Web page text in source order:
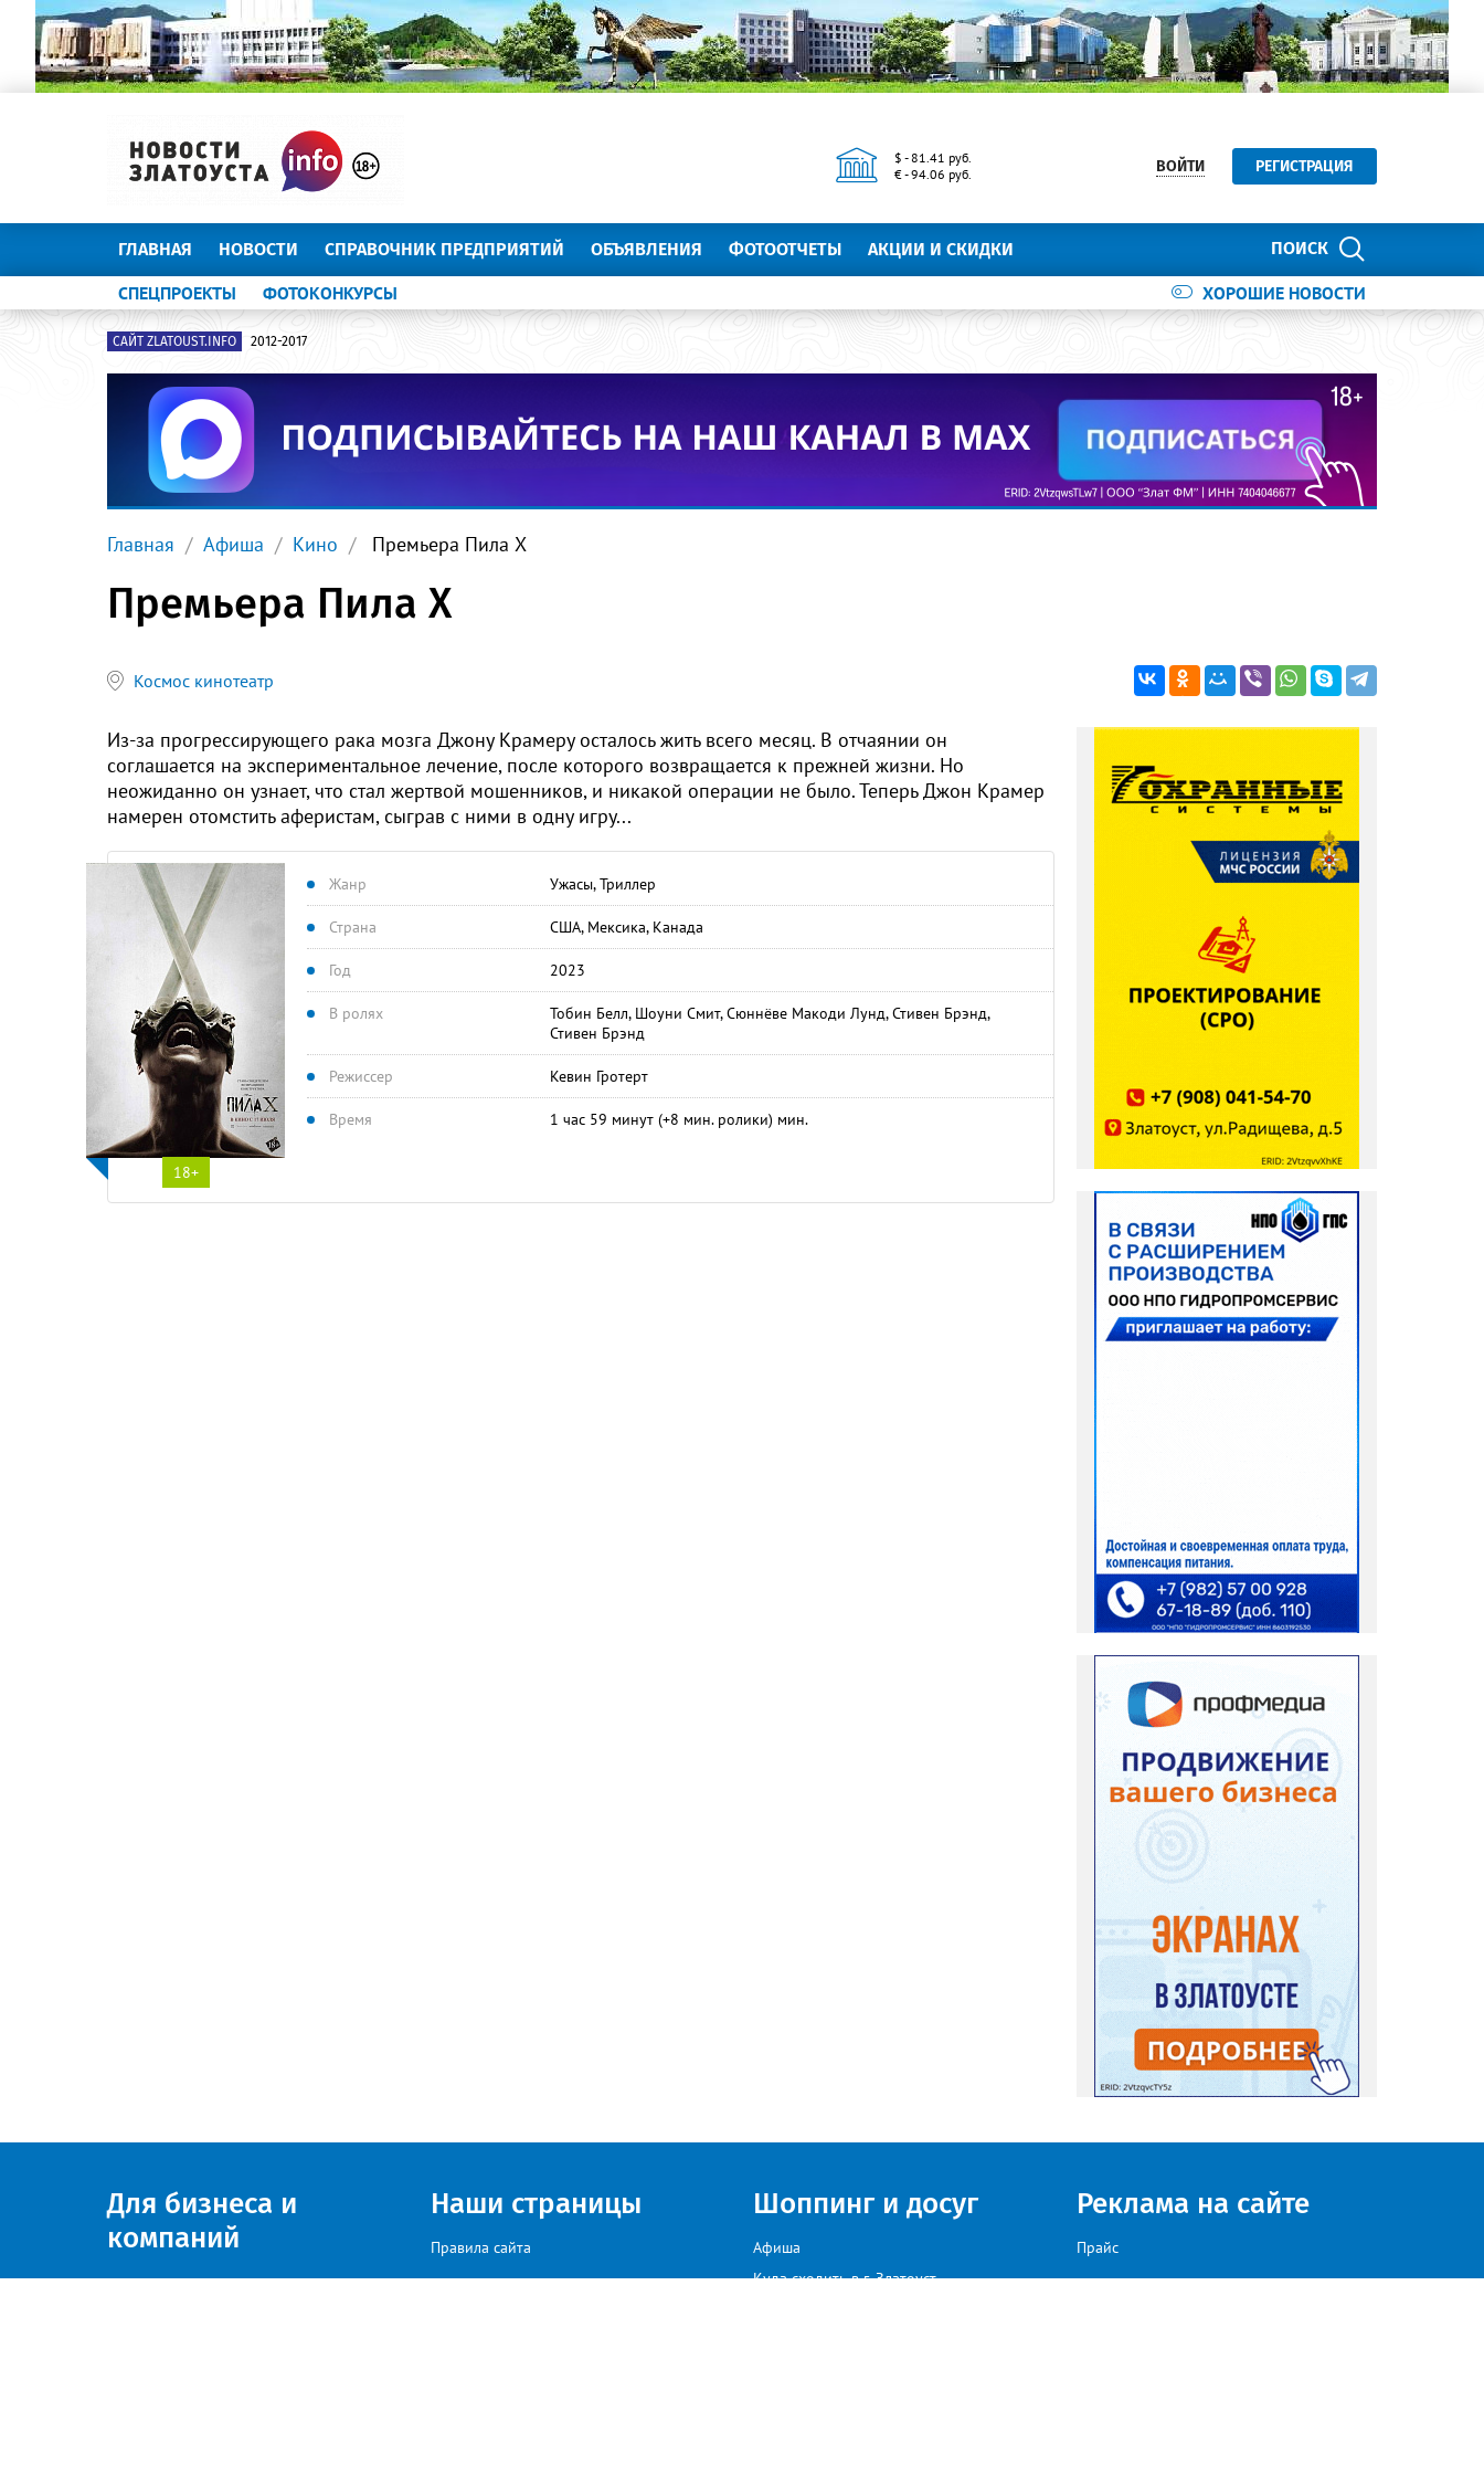
$ - 81.41 руб.
€ - 94.06 руб.
ВОЙТИ РЕГИСТРАЦИЯ
ПОИСК
ГЛАВНАЯ НОВОСТИ СПРАВОЧНИК ПРЕДПРИЯТИЙ ОБЪЯВЛЕНИЯ ФОТООТЧЕТЫ АКЦИИ И СКИДКИ
ХОРОШИЕ НОВОСТИ
СПЕЦПРОЕКТЫ ФОТОКОНКУРСЫ
САЙТ ZLATOUST.INFO 2012-2017
Главная Афиша Кино Премьера Пила Х
Премьера Пила Х
Космос кинотеатр
Из-за прогрессирующего рака мозга Джону Крамеру осталось жить всего месяц. В отчаянии он
соглашается на экспериментальное лечение, после которого возвращается к прежней жизни. Но
неожиданно он узнает, что стал жертвой мошенников, и никакой операции не было. Теперь Джон Крамер
намерен отомстить аферистам, сыграв с ними в одну игру...
18+
Жанр Ужасы, Триллер
Страна США, Мексика, Канада
Год 2023
В ролях
Тобин Белл, Шоуни Смит, Сюннёве Макоди Лунд, Стивен Брэнд,
Стивен Брэнд
Режиссер Кевин Гротерт
Время 1 час 59 минут (+8 мин. ролики) мин.
Для бизнеса и
компаний
Наши страницы
Правила сайта
Шоппинг и досуг
Афиша
Куда сходить в г. Златоуст
Реклама на сайте
Прайс